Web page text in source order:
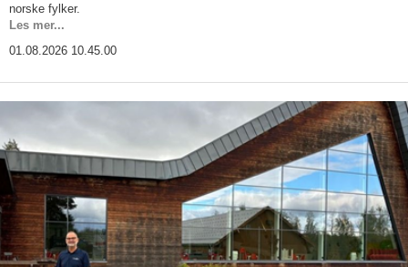
norske fylker.
Les mer...
01.08.2026 10.45.00